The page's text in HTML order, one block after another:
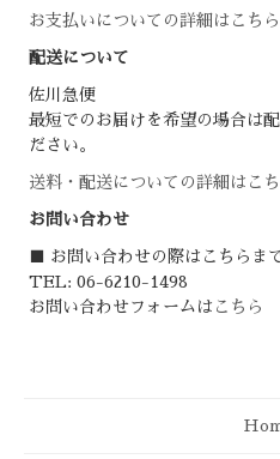
お支払いについての詳細はこちら
配送について
佐川急便
最短でのお届けを希望の場合は
ださい。
送料・配送についての詳細はこ
お問い合わせ
■ お問い合わせの際はこちらま
TEL: 06-6210-1498
お問い合わせフォームは こちら